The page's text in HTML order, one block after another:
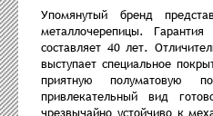
Упомянутый бренд
металлочерепицы.
составляет 40 лет.
выступает специальное
приятную полуматовую
привлекательный вид
чрезвычайно устойчиво к